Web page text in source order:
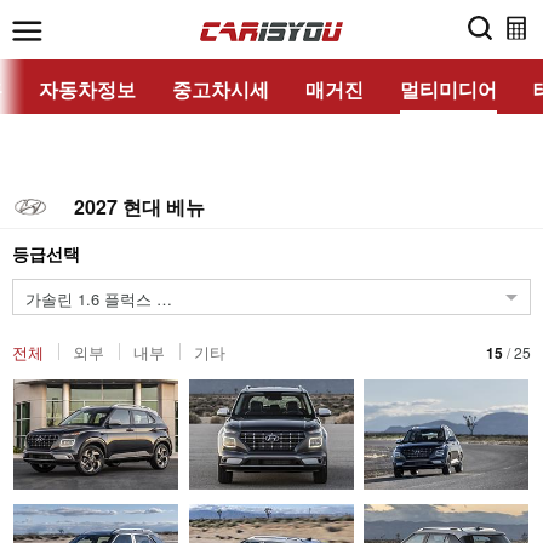
자동차정보 중고차시세 매거진 멀티미디어
2027 현대 베뉴
등급선택
가솔린 1.6 플럭스
전체 외부 내부 기타 15/25